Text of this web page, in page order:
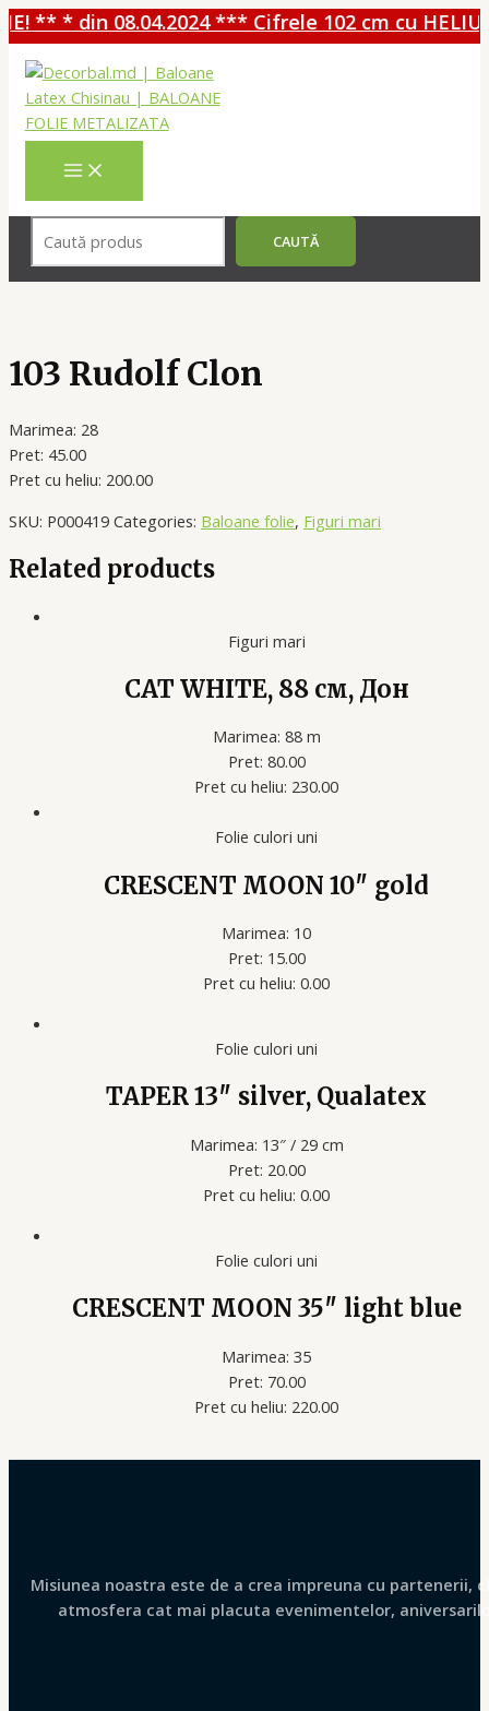
** * din 08.04.2024 *** Cifrele 102 cm cu HELIU -
Перейти
содержимому
MAIN
MENU
CAUTĂ
103 Rudolf Clon
Marimea: 28
Pret: 45.00
Pret cu heliu: 200.00
SKU: P000419 Categories: Baloane folie, Figuri mari
Related products
Figuri mari
CAT WHITE, 88 см, Дон
Marimea: 88 m
Pret: 80.00
Pret cu heliu: 230.00
Folie culori uni
CRESCENT MOON 10″ gold
Marimea: 10
Pret: 15.00
Pret cu heliu: 0.00
Folie culori uni
TAPER 13″ silver, Qualatex
Marimea: 13″ / 29 cm
Pret: 20.00
Pret cu heliu: 0.00
Folie culori uni
CRESCENT MOON 35″ light blue
Marimea: 35
Pret: 70.00
Pret cu heliu: 220.00
Misiunea noastra este de a crea impreuna cu partenerii,
atmosfera cat mai placuta evenimentelor,